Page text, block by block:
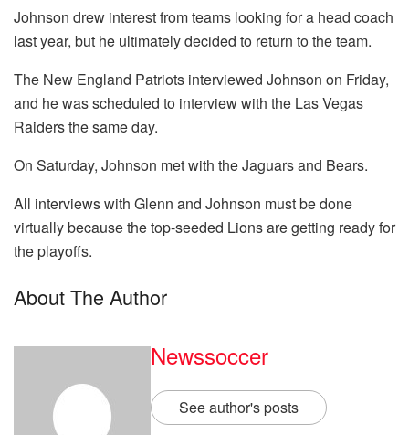
Johnson drew interest from teams looking for a head coach
last year, but he ultimately decided to return to the team.
The New England Patriots interviewed Johnson on Friday,
and he was scheduled to interview with the Las Vegas
Raiders the same day.
On Saturday, Johnson met with the Jaguarsand Bears.
All interviews with Glenn and Johnson must be done
virtually because the top-seeded Lions aregetting ready for
the playoffs.
About The Author
Newssoccer
See author's posts